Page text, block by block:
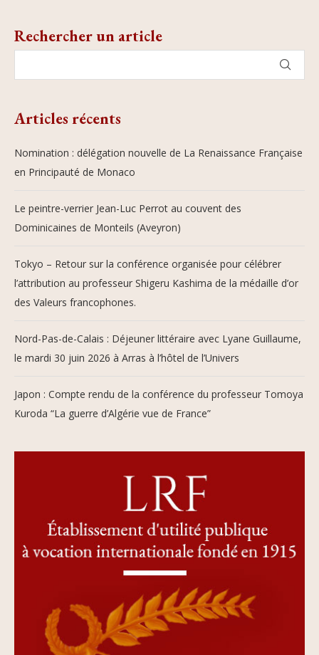
Rechercher un article
Articles récents
Nomination : délégation nouvelle de La Renaissance Française
en Principauté de Monaco
Le peintre-verrier Jean-Luc Perrot au couvent des
Dominicaines de Monteils (Aveyron)
Tokyo – Retour sur la conférence organisée pour célébrer
l’attribution au professeur Shigeru Kashima de la médaille d’or
des Valeurs francophones.
Nord-Pas-de-Calais : Déjeuner littéraire avec Lyane Guillaume,
le mardi 30 juin 2026 à Arras à l’hôtel de l’Univers
Japon : Compte rendu de la conférence du professeur Tomoya
Kuroda “La guerre d’Algérie vue de France”